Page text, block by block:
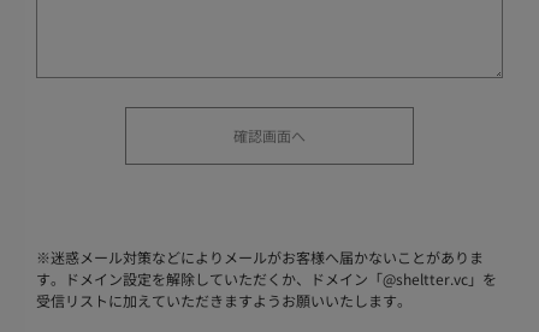
※迷惑メール対策などによりメールがお客様へ届かないことがありま
す。ドメイン設定を解除していただくか、ドメイン「@sheltter.vc」を
受信リストに加えていただきますようお願いいたします。